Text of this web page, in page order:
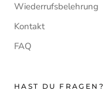
Wiederrufsbelehrung
Kontakt
FAQ
HAST DU FRAGEN?